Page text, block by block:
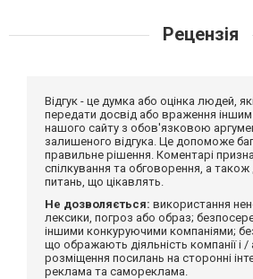
Рецензія
Відгук - це думка або оцінка людей,
передати досвід або враження
нашого сайту з обов'язковою
залишеного відгука. Це допоможе
правильне рішення. Коментарі
спілкування та обговорення, а
питань, що цікавлять.
Не дозволяється: використання
лексики, погроз або образ;
іншими конкуруючими компаніями;
що ображають діяльність компанії і /
розміщення посилань на сторонні
реклама та самореклама.